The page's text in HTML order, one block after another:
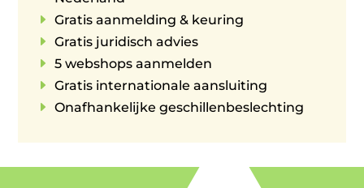
E Gratis aanmelding & keuring
E Gratis juridisch advies
E 5 webshops aanmelden
E Gratis internationale aansluiting
E Onafhankelijke geschillenbeslechting